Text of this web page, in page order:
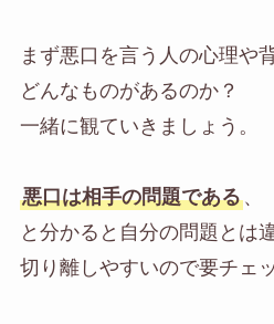
まず悪口を言う人の心理や
どんなものがあるのか？
一緒に観ていきましょう。
悪口は相手の問題である、
と分かると自分の問題とは
切り離しやすいので要チェ